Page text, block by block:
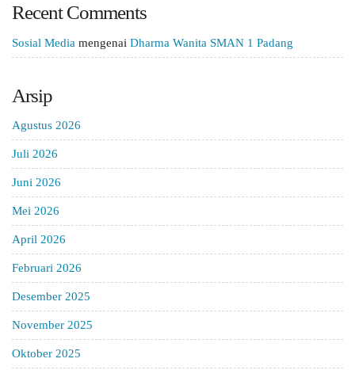
Recent Comments
Sosial Media mengenai Dharma Wanita SMAN 1 Padang
Arsip
Agustus 2026
Juli 2026
Juni 2026
Mei 2026
April 2026
Februari 2026
Desember 2025
November 2025
Oktober 2025